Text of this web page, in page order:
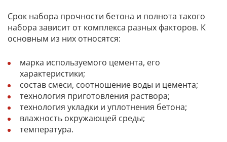
Срок набора прочности бетона и полнота такого
набора зависит от комплекса разных факторов. К
основным из них относятся:
марка используемого цемента, его
характеристики;
состав смеси, соотношение воды и цемента;
технология приготовления раствора;
технология укладки и уплотнения бетона;
влажность окружающей среды;
температура.